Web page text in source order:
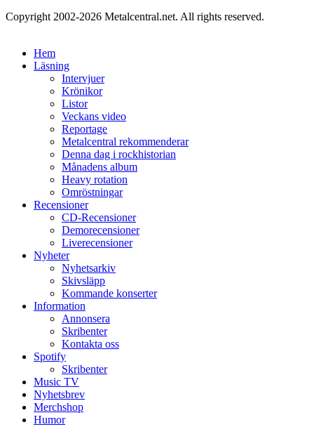
Copyright 2002-2026 Metalcentral.net. All rights reserved.
Hem
Läsning
Intervjuer
Krönikor
Listor
Veckans video
Reportage
Metalcentral rekommenderar
Denna dag i rockhistorian
Månadens album
Heavy rotation
Omröstningar
Recensioner
CD-Recensioner
Demorecensioner
Liverecensioner
Nyheter
Nyhetsarkiv
Skivsläpp
Kommande konserter
Information
Annonsera
Skribenter
Kontakta oss
Spotify
Skribenter
Music TV
Nyhetsbrev
Merchshop
Humor